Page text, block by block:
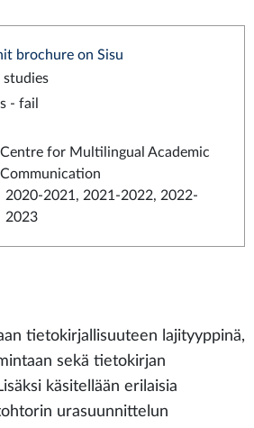
brochure on Sisu
- fail
Centre for Multilingual Academic
Communication
2020-2021, 2021-2022, 2022-
2023
tietokirjallisuuteen lajityyppinä,
sekä tietokirjan
käsitellään erilaisia
urasuunnittelun